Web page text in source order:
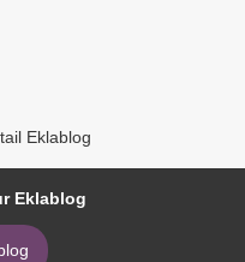
Eklablog
Eklablog